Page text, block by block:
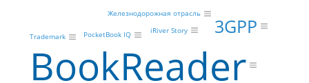
BookReader
3GPP
iRiver Story
PocketBook IQ
Trademark
Железнодорожная отрасль